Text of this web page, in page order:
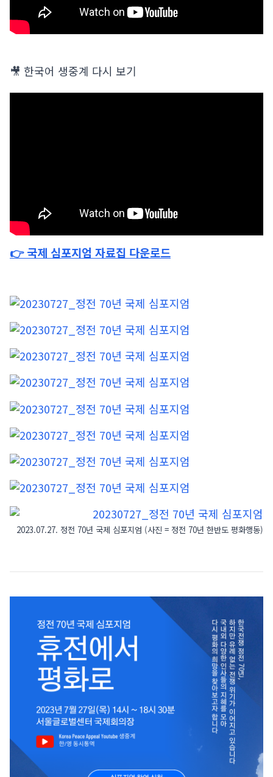
🎥 한국어 생중계 다시 보기
👉 국제 심포지엄 자료집 다운로드
2023.07.27. 정전 70년 국제 심포지엄 (사진 = 정전 70년 한반도 평화행동)